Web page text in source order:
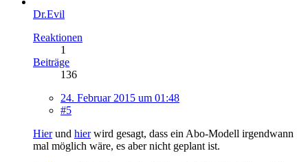
Dr.Evil
Reaktionen
1
Beiträge
136
24. Februar 2015 um 01:48
#5
Hierund hierwird gesagt, dass ein Abo-Modell irgendwann
mal möglich wäre, es aber nicht geplant ist.